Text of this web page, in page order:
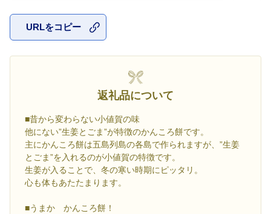
URLをコピー
返礼品について
■昔から変わらない小値賀の味
他にない”生姜とごま”が特徴のかんころ餅です。
主にかんころ餅は五島列島の各島で作られますが、”生姜
とごま”を入れるのが小値賀の特徴です。
生姜が入ることで、冬の寒い時期にピッタリ。
心も体もあたたまります。
■うまか かんころ餅！